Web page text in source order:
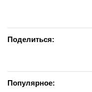
Поделиться:
Популярное: